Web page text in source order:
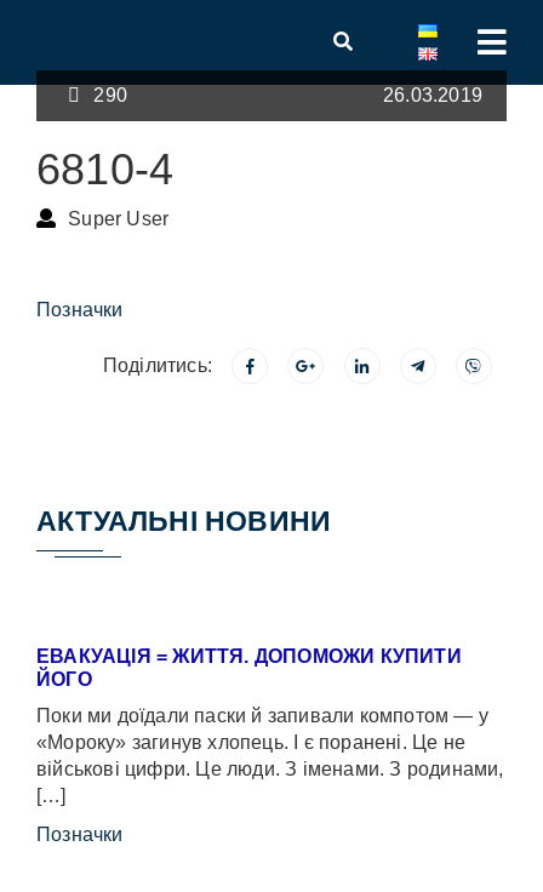
290 26.03.2019
6810-4
Super User
Позначки
Поділитись:
АКТУАЛЬНІ НОВИНИ
ЕВАКУАЦІЯ = ЖИТТЯ. ДОПОМОЖИ КУПИТИ
ЙОГО
Поки ми доїдали паски й запивали компотом — у
«Мороку» загинув хлопець. І є поранені. Це не
військові цифри. Це люди. З іменами. З родинами,
[…]
Позначки